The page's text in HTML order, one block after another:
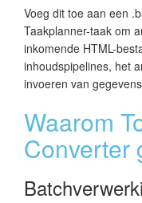
Voeg dit toe aan een
Taakplanner-taak om
inkomende HTML-
inhoudspipelines, het
invoeren van
Waarom
Converter